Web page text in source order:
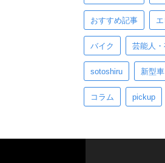
おすすめ記事
バイク 芸能人
sotoshiru 新型車
コラム pickup